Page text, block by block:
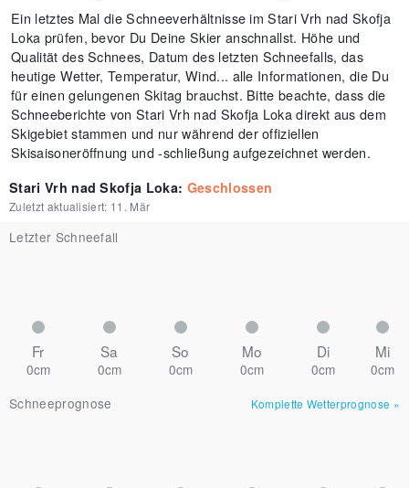
Ein letztes Mal die Schneeverhältnisse im Stari Vrh nad Skofja
Loka prüfen, bevor Du Deine Skier anschnallst. Höhe und
Qualität des Schnees, Datum des letzten Schneefalls, das
heutige Wetter, Temperatur, Wind... alle Informationen, die Du
für einen gelungenen Skitag brauchst. Bitte beachte, dass die
Schneeberichte von Stari Vrh nad Skofja Loka direkt aus dem
Skigebiet stammen und nur während der offiziellen
Skisaisoneröffnung und -schließung aufgezeichnet werden.
Stari Vrh nad Skofja Loka: Geschlossen
Zuletzt aktualisiert: 11. Mär
Letzter Schneefall
Fr Sa So Mo Di Mi
0cm 0cm 0cm 0cm 0cm
0cm
Schneeprognose
Komplette Wetterprognose »